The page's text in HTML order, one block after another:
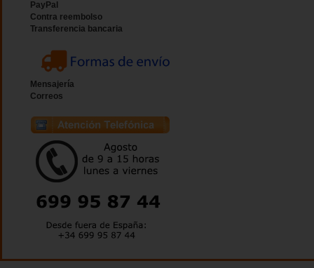
PayPal
Contra reembolso
Transferencia bancaria
Mensajería
Correos